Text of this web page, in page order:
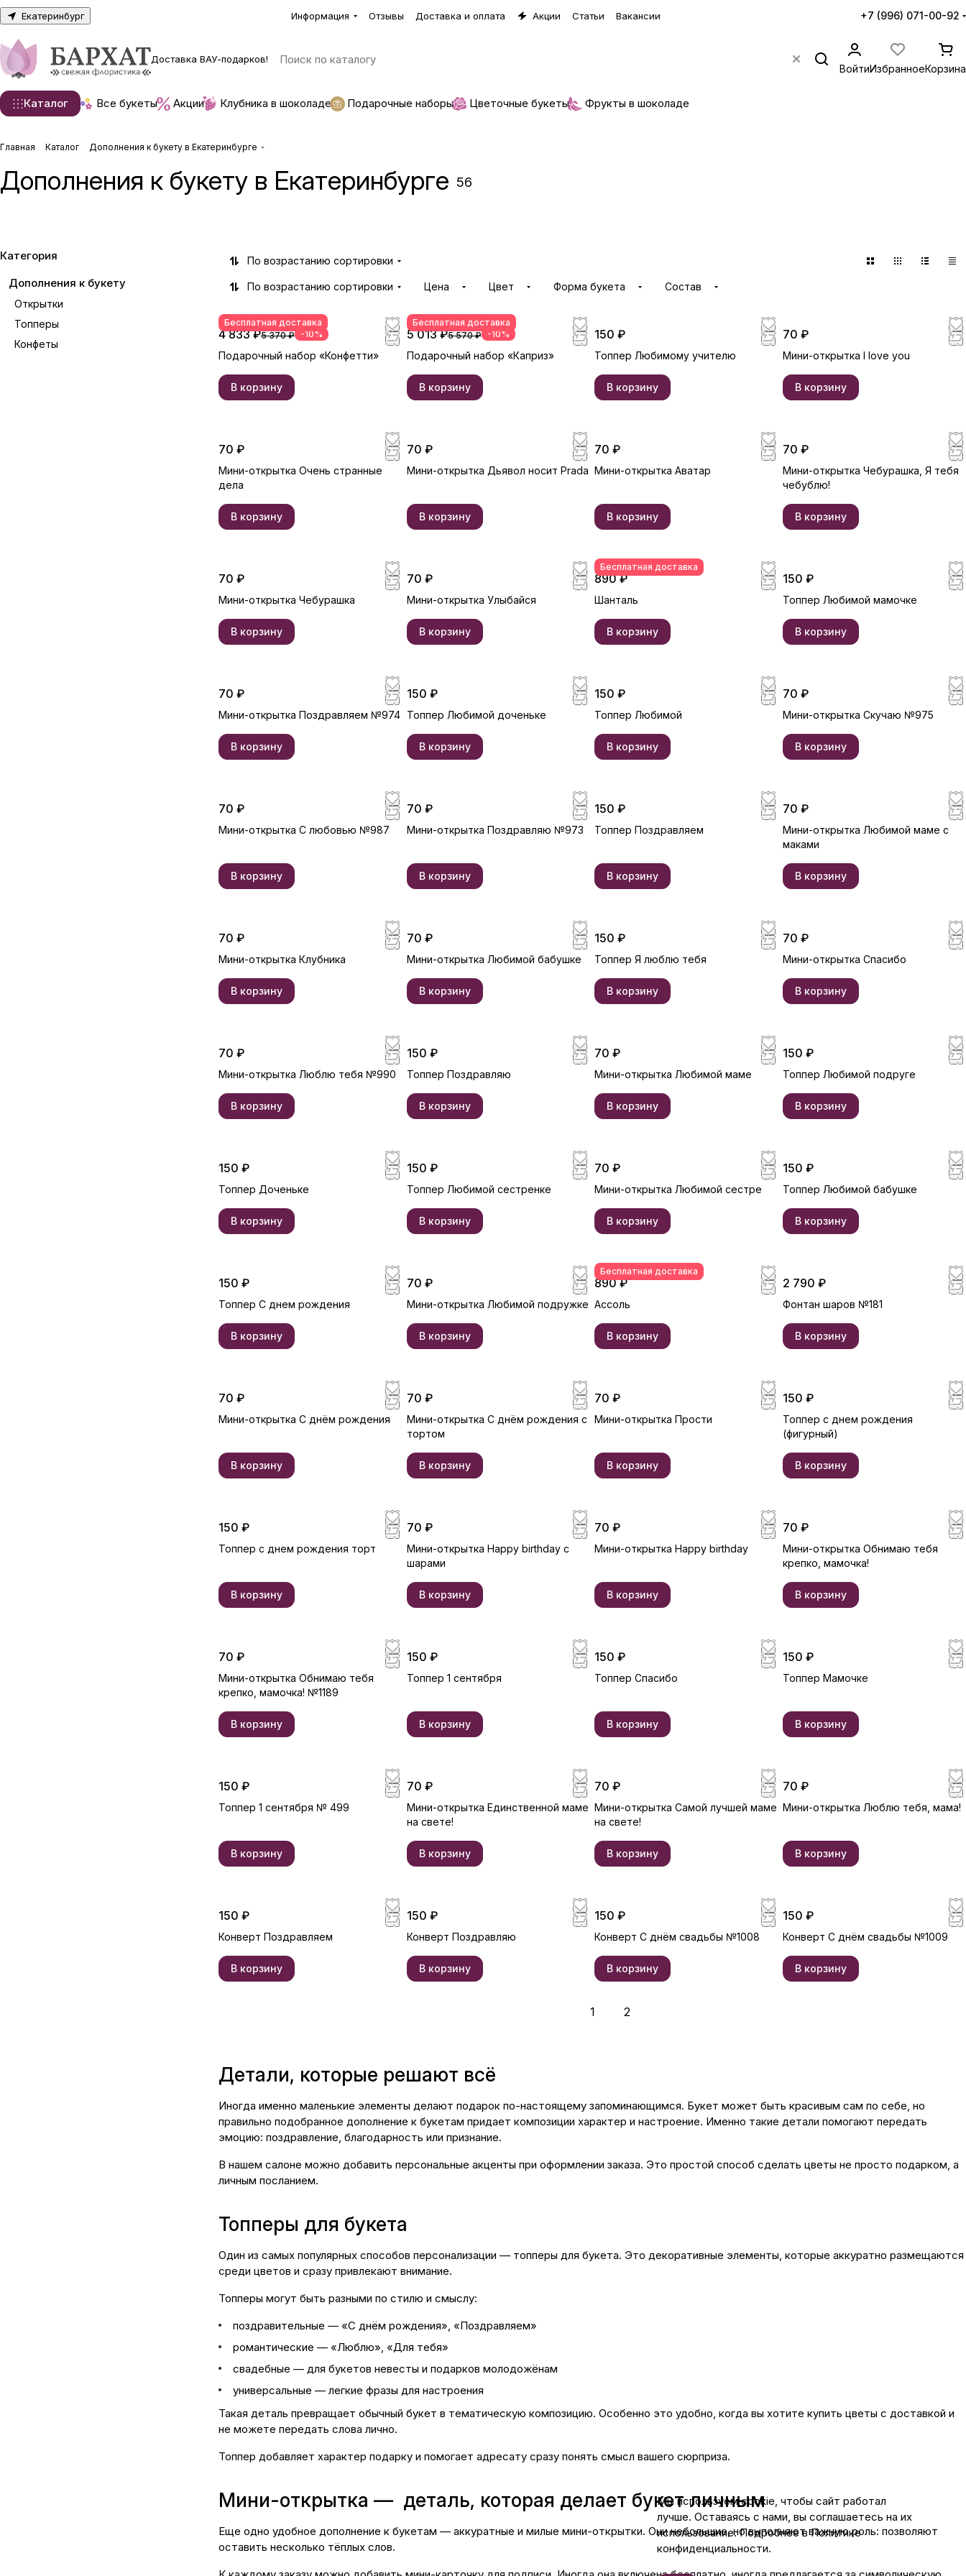
Екатеринбург Информация Отзывы Доставка и оплата Акции Статьи Вакансии +7 (996) 071-00-92
Доставка ВАУ-подарков!
ВойтиИзбранноеКорзина
Каталог Все букеты Акции Клубника в шоколаде Подарочные наборы Цветочные букеты Фрукты в шоколаде
Главная Каталог Дополнения к букету в Екатеринбурге
Дополнения к букету в Екатеринбурге 56
Открытки Топперы Конфеты
По возрастанию сортировки
По возрастанию сортировки Цена Цвет Форма букета Состав
Бесплатная доставка
4 833 ₽5 370 ₽ -10%
Подарочный набор «Конфетти»
В корзину
Бесплатная доставка
5 013 ₽5 570 ₽ -10%
Подарочный набор «Каприз»
В корзину
150 ₽
Топпер Любимому учителю
В корзину
70 ₽
Мини-открытка I love you
В корзину
70 ₽
Мини-открытка Очень странные
дела
В корзину
70 ₽
Мини-открытка Дьявол носит Prada
В корзину
70 ₽
Мини-открытка Аватар
В корзину
70 ₽
Мини-открытка Чебурашка, Я тебя
чебублю!
В корзину
70 ₽
Мини-открытка Чебурашка
В корзину
70 ₽
Мини-открытка Улыбайся
В корзину
Бесплатная доставка
890 ₽
Шанталь
В корзину
150 ₽
Топпер Любимой мамочке
В корзину
70 ₽
Мини-открытка Поздравляем №974
В корзину
150 ₽
Топпер Любимой доченьке
В корзину
150 ₽
Топпер Любимой
В корзину
70 ₽
Мини-открытка Скучаю №975
В корзину
70 ₽
Мини-открытка С любовью №987
В корзину
70 ₽
Мини-открытка Поздравляю №973
В корзину
150 ₽
Топпер Поздравляем
В корзину
70 ₽
Мини-открытка Любимой маме с
маками
В корзину
70 ₽
Мини-открытка Клубника
В корзину
70 ₽
Мини-открытка Любимой бабушке
В корзину
150 ₽
Топпер Я люблю тебя
В корзину
70 ₽
Мини-открытка Спасибо
В корзину
70 ₽
Мини-открытка Люблю тебя №990
В корзину
150 ₽
Топпер Поздравляю
В корзину
70 ₽
Мини-открытка Любимой маме
В корзину
150 ₽
Топпер Любимой подруге
В корзину
150 ₽
Топпер Доченьке
В корзину
150 ₽
Топпер Любимой сестренке
В корзину
70 ₽
Мини-открытка Любимой сестре
В корзину
150 ₽
Топпер Любимой бабушке
В корзину
150 ₽
Топпер С днем рождения
В корзину
70 ₽
Мини-открытка Любимой подружке
В корзину
Бесплатная доставка
890 ₽
Ассоль
В корзину
2 790 ₽
Фонтан шаров №181
В корзину
70 ₽
Мини-открытка С днём рождения
В корзину
70 ₽
Мини-открытка С днём рождения с
тортом
В корзину
70 ₽
Мини-открытка Прости
В корзину
150 ₽
Топпер с днем рождения
(фигурный)
В корзину
150 ₽
Топпер с днем рождения торт
В корзину
70 ₽
Мини-открытка Happy birthday c
шарами
В корзину
70 ₽
Мини-открытка Happy birthday
В корзину
70 ₽
Мини-открытка Обнимаю тебя
крепко, мамочка!
В корзину
70 ₽
Мини-открытка Обнимаю тебя
крепко, мамочка! №1189
В корзину
150 ₽
Топпер 1 сентября
В корзину
150 ₽
Топпер Спасибо
В корзину
150 ₽
Топпер Мамочке
В корзину
150 ₽
Топпер 1 сентября № 499
В корзину
70 ₽
Мини-открытка Единственной маме
на свете!
В корзину
70 ₽
Мини-открытка Самой лучшей маме
на свете!
В корзину
70 ₽
Мини-открытка Люблю тебя, мама!
В корзину
150 ₽
Конверт Поздравляем
В корзину
150 ₽
Конверт Поздравляю
В корзину
150 ₽
Конверт С днём свадьбы №1008
В корзину
150 ₽
Конверт С днём свадьбы №1009
В корзину
1 2
Детали, которые решают всё
Иногда именно маленькие элементы делают подарок по-настоящему запоминающимся. Букет может быть красивым сам по себе, но
правильно подобранное дополнение к букетам придает композиции характер и настроение. Именно такие детали помогают передать
эмоцию: поздравление, благодарность или признание.
В нашем салоне можно добавить персональные акценты при оформлении заказа. Это простой способ сделать цветы не просто подарком, а
личным посланием.
Топперы для букета
Один из самых популярных способов персонализации — топперы для букета. Это декоративные элементы, которые аккуратно размещаются
среди цветов и сразу привлекают внимание.
Топперы могут быть разными по стилю и смыслу:
поздравительные — «С днём рождения», «Поздравляем»
романтические — «Люблю», «Для тебя»
свадебные — для букетов невесты и подарков молодожёнам
универсальные — легкие фразы для настроения
Такая деталь превращает обычный букет в тематическую композицию. Особенно это удобно, когда вы хотите купить цветы с доставкой и
не можете передать слова лично.
Топпер добавляет характер подарку и помогает адресату сразу понять смысл вашего сюрприза.
Мини-открытка — деталь, которая делает букет личным
Еще одно удобное дополнение к букетам — аккуратные и милые мини-открытки. Они небольшие, но выполняют важную роль: позволяют
оставить несколько тёплых слов.
Категория
Дополнения к букету
Открытки
Топперы
Конфеты
Мы используем cookie, чтобы сайт работал
лучше. Оставаясь с нами, вы соглашаетесь на их
использование. Подробнее в Политике
конфиденциальности.